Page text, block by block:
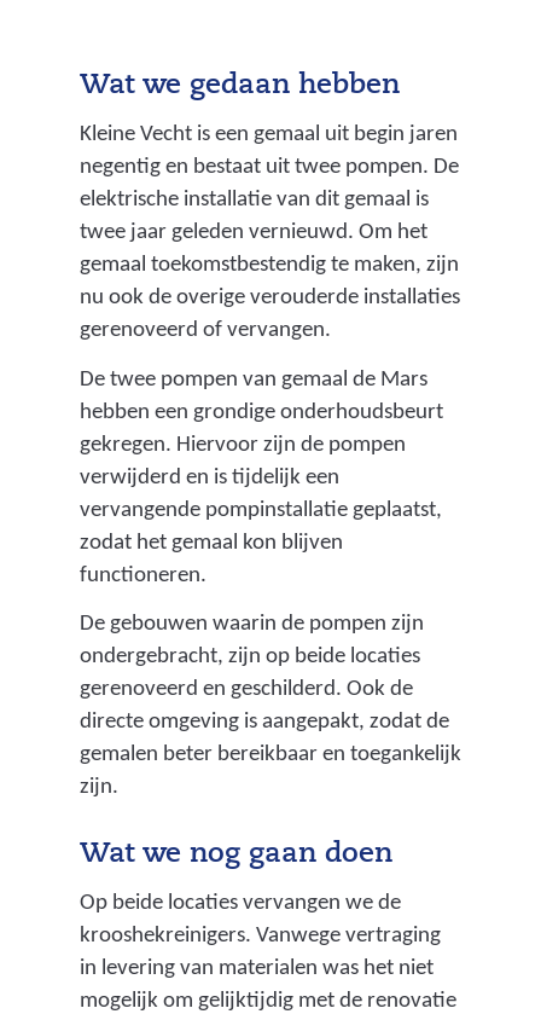
Wat we gedaan hebben
Kleine Vecht is een gemaal uit begin jaren
negentig en bestaat uit twee pompen. De
elektrische installatie van dit gemaal is
twee jaar geleden vernieuwd. Om het
gemaal toekomstbestendig te maken, zijn
nu ook de overige verouderde installaties
gerenoveerd of vervangen.
De twee pompen van gemaal de Mars
hebben een grondige onderhoudsbeurt
gekregen. Hiervoor zijn de pompen
verwijderd en is tijdelijk een
vervangende pompinstallatie geplaatst,
zodat het gemaal kon blijven
functioneren.
De gebouwen waarin de pompen zijn
ondergebracht, zijn op beide locaties
gerenoveerd en geschilderd. Ook de
directe omgeving is aangepakt, zodat de
gemalen beter bereikbaar en toegankelijk
zijn.
Wat we nog gaan doen
Op beide locaties vervangen we de
krooshekreinigers. Vanwege vertraging
in levering van materialen was het niet
mogelijk om gelijktijdig met de renovatie